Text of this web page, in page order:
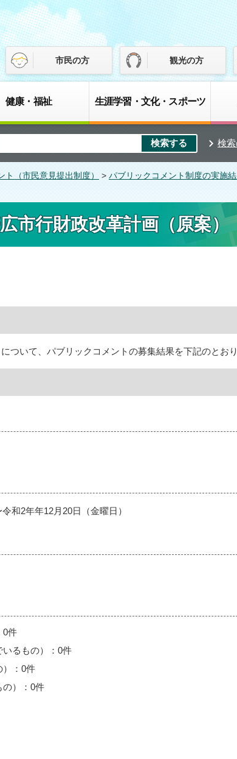
市民の方 観光の方
健康・福祉 生涯学習・文化・スポーツ
検
ト（市民意見提出制度） > パブリックコメント制度の実施
市行財政改革計画（原案）
ついて、パブリックコメントの募集結果を下記のとおり
和2年年12月20日（金曜日）
0件
るもの）：0件
）：0件
の）：0件